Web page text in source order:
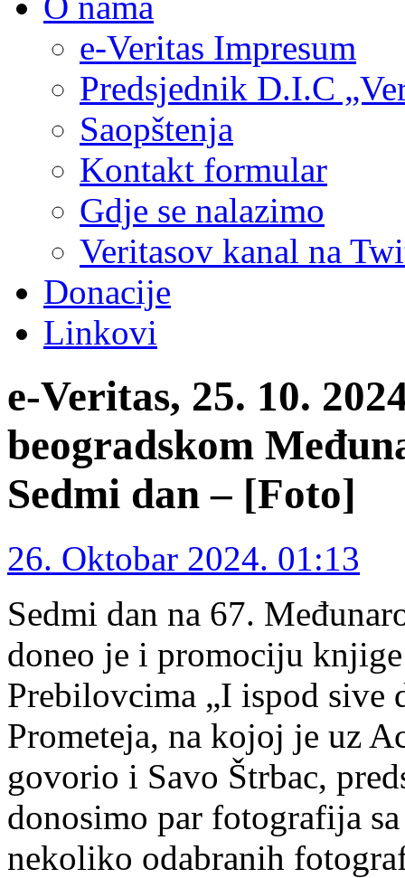
e-Veritas Impresum
Predsjednik D.I.C
Saopštenja
Kontakt formular
Gdje se nalazimo
Veritasov kanal na
Donacije
Linkovi
e-Veritas, 25. 10.
beogradskom
Sedmi dan – [Foto]
26. Oktobar 2024. 01:13
Sedmi dan na 67.
doneo je i promociju
Prebilovcima „I ispod sive
Prometeja, na kojoj je uz
govorio i Savo Štrbac,
donosimo par fotografija
nekoliko odabranih